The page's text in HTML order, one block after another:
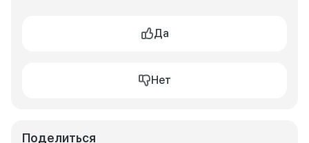
Да
Нет
Поделиться